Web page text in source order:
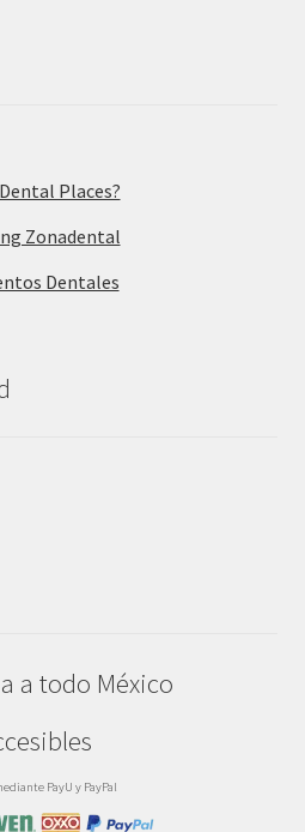
Places?
Zonadental
Dentales
a todo México
PayU y PayPal